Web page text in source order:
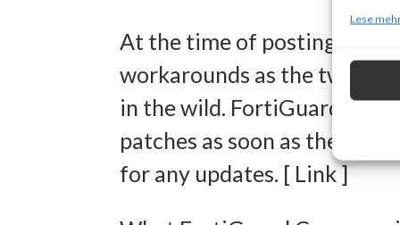
zur
Lese
At the time of posting, there
workarounds as the two
in the wild. FortiGuard Labs
patches as soon as they are
for any updates. [ Link ]